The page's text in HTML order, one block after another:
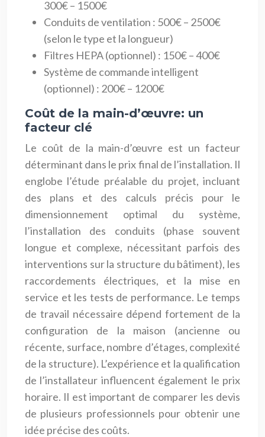
300€ – 1500€
Conduits de ventilation : 500€ – 2500€
(selon le type et la longueur)
Filtres HEPA (optionnel) : 150€ – 400€
Système de commande intelligent
(optionnel) : 200€ – 1200€
Coût de la main-d’œuvre: un
facteur clé
Le coût de la main-d’œuvre est un facteur
déterminant dans le prix final de l’installation. Il
englobe l’étude préalable du projet, incluant
des plans et des calculs précis pour le
dimensionnement optimal du système,
l’installation des conduits (phase souvent
longue et complexe, nécessitant parfois des
interventions sur la structure du bâtiment), les
raccordements électriques, et la mise en
service et les tests de performance. Le temps
de travail nécessaire dépend fortement de la
configuration de la maison (ancienne ou
récente, surface, nombre d’étages, complexité
de la structure). L’expérience et la qualification
de l’installateur influencent également le prix
horaire. Il est important de comparer les devis
de plusieurs professionnels pour obtenir une
idée précise des coûts.